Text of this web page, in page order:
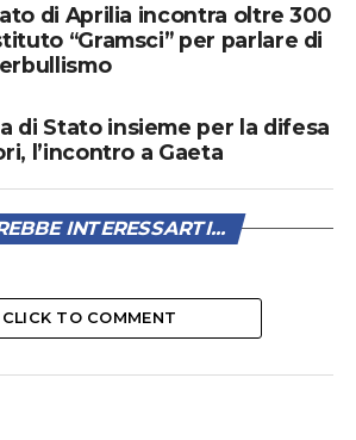
di Aprilia incontra oltre 300
“Gramsci” per parlare di
di Stato insieme per la difesa
l’incontro a Gaeta
INTERESSARTI...
CLICK TO COMMENT